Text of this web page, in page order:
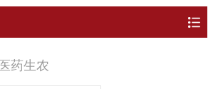
医药生农